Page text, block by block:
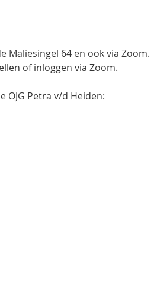
Maliesingel 64 en ook via Zoom.
of inloggen via Zoom.
Petra v/d Heiden: